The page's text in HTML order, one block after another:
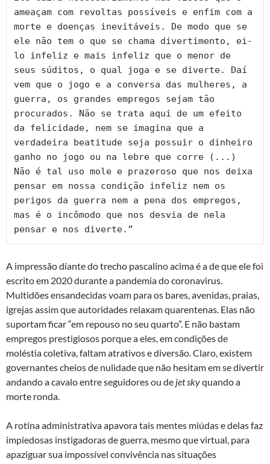
ameaçam com revoltas possíveis e enfim com a
morte e doenças inevitáveis. De modo que se
ele não tem o que se chama divertimento, ei-
lo infeliz e mais infeliz que o menor de
seus súditos, o qual joga e se diverte. Daí
vem que o jogo e a conversa das mulheres, a
guerra, os grandes empregos sejam tão
procurados. Não se trata aqui de um efeito
da felicidade, nem se imagina que a
verdadeira beatitude seja possuir o dinheiro
ganho no jogo ou na lebre que corre (...)
Não é tal uso mole e prazeroso que nos deixa
pensar em nossa condição infeliz nem os
perigos da guerra nem a pena dos empregos,
mas é o incômodo que nos desvia de nela
pensar e nos diverte.”
A impressão diante do trecho pascalino acima é a de que ele foi
escrito em 2020 durante a pandemia do coronavirus.
Multidões ensandecidas voam para os bares, avenidas, praias,
igrejas assim que autoridades relaxam quarentenas. Elas não
suportam ficar “em repouso no seu quarto”. E não bastam
empregos prestigiosos porque a eles, em condições de
moléstia coletiva, faltam atrativos e diversão. Claro, existem
governantes cheios de nulidade que não hesitam em se divertir
andando a cavalo entre seguidores ou de jet skyquando a
morte ronda.
A rotina administrativa apavora tais mentes miúdas e delas faz
impiedosas instigadoras de guerra, mesmo que virtual, para
apaziguar sua impossível convivência nas situações